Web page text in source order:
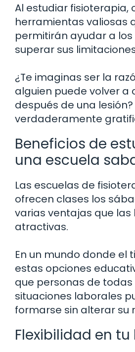
Al estudiar fisioterapia,
herramientas valiosas
permitirán ayudar a
superar sus
¿Te imaginas ser la
alguien puede volver a
después de una lesión?
verdaderamente
Beneficios de
una escuela
Las escuelas de
ofrecen clases los
varias ventajas que las
atractivas.
En un mundo donde el
estas opciones
que personas de
situaciones laborales
formarse sin alterar su
Flexibilidad en